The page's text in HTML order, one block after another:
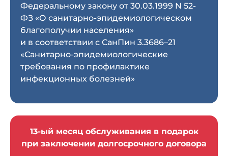
40702810301500087988
Расчётный счёт
40702810301500087988
30101810745374525104
Федеральному закону от 30.03.1999 N 52-
ФЗ «О санитарно-эпидемиологическом
благополучии населения»
и в соответствии с СанПин 3.3686–21
«Санитарно-эпидемиологические
требования по профилактике
инфекционных болезней»
13-ый месяц обслуживания в подарок
при заключении долгосрочного договора